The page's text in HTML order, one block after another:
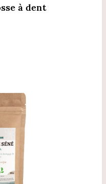
à dent